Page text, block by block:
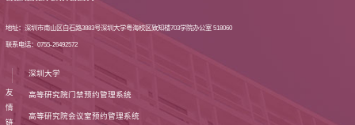
地址：深圳市南山区白石路3883号深圳大学粤海校区致知楼703学院办公室 518060
联系电话：0755-26492572
友
情
链
深圳大学
高等研究院门禁预约管理系统
高等研究院会议室预约管理系统